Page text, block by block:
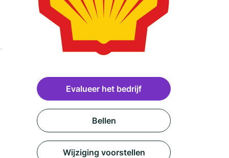
Evalueer het bedrijf
Bellen
Wijziging voorstellen